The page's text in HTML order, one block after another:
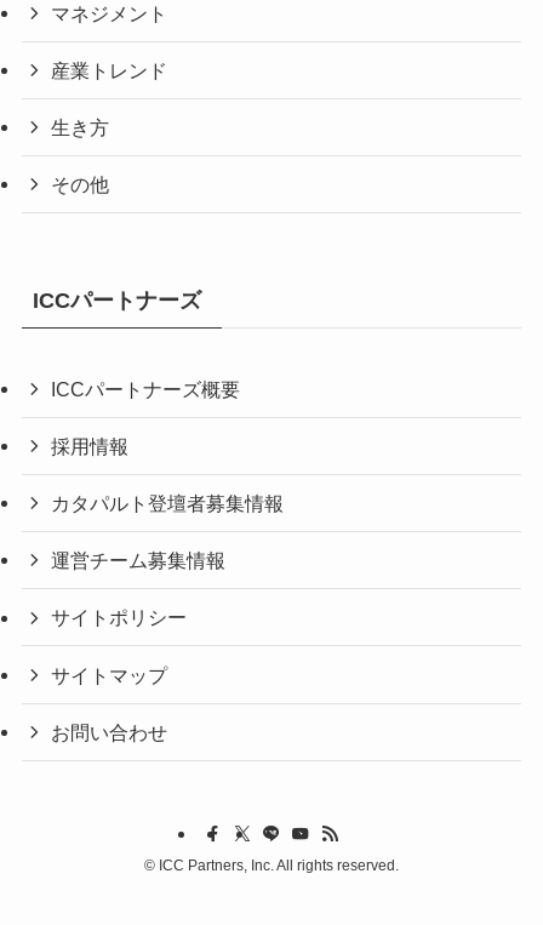
マネジメント
産業トレンド
生き方
その他
ICCパートナーズ
ICCパートナーズ概要
採用情報
カタパルト登壇者募集情報
運営チーム募集情報
サイトポリシー
サイトマップ
お問い合わせ
© ICC Partners, Inc. All rights reserved.